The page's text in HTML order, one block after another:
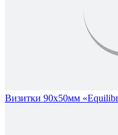
Визитки 90х50мм